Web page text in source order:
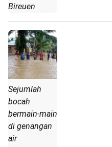
Bireuen
Sejumlah
bocah
bermain-main
di genangan
air